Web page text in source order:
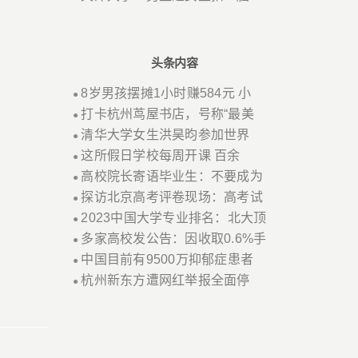
头条内容
●8岁男孩摆摊1小时赚584元 小
● 打卡杭州茑屋书店，号称“最美
● 清华大学女生洪昊昀参加世界
●这所假日学校每周开课 百余
● 高校院长寄语毕业生：不要成为
● 探访北京高考评卷现场：高考试
● 2023中国大学专业排名：北大顶
● 多家高校发公告：因收取0.6%手
● 中国目前有9500万抑郁症患者
●杭州新东方遭网红举报全面停